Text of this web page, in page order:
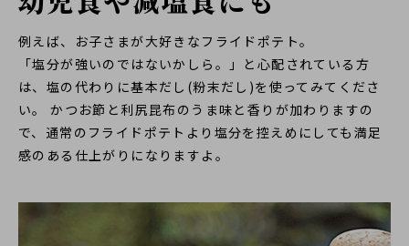
例えば、お子さまが大好きなフライドポテト。
「塩分が強いのではないかしら。」と心配されている方
は、塩の代わりに基本だし(粉末だし)を使ってみてくださ
い。 かつお節と利尻昆布のうま味と香りが加わりますの
で、通常のフライドポテトより塩分を控えめにしても満足
感のある仕上がりになりますよ。